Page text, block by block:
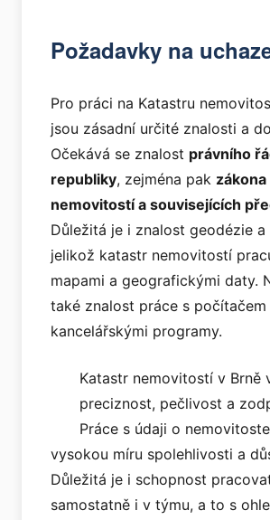
Požadavky na
Pro práci na Katastru
jsou zásadní určité znalosti a
Očekává se znalost právního
republiky, zejména pak
nemovitostí a souvisejících
Důležitá je i znalost geodézie
jelikož katastr nemovitostí
mapami a geografickými daty.
také znalost práce s počítačem
kancelářskými programy.
Katastr nemovitostí v Brně
preciznost, pečlivost a
Práce s údaji o
vysokou míru spolehlivosti a
Důležitá je i schopnost
samostatně i v týmu, a to s